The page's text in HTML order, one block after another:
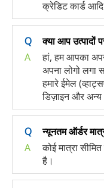
क्रेडिट कार्ड
Q
क्या आप उत्पादों
A
हां, हम आपका
अपना लोगो लगा
हमारे ईमेल
डिज़ाइन और अन्य
Q
न्यूनतम ऑर्डर
A
कोई मात्रा
है।